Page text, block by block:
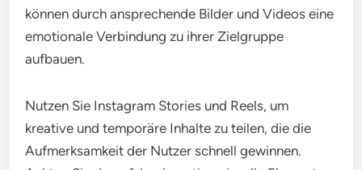
können durch ansprechende Bilder und Videos eine
emotionale Verbindung zu ihrer Zielgruppe
aufbauen.
Nutzen Sie Instagram Stories und Reels, um
kreative und temporäre Inhalte zu teilen, die die
Aufmerksamkeit der Nutzer schnell gewinnen.